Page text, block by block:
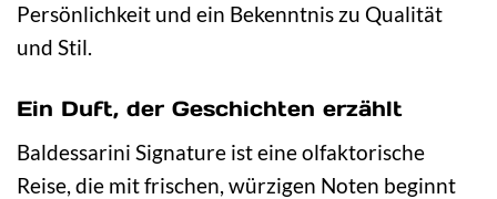
Persönlichkeit und ein Bekenntnis zu Qualität
und Stil.
Ein Duft, der Geschichten erzählt
Baldessarini Signature ist eine olfaktorische
Reise, die mit frischen, würzigen Noten beginnt